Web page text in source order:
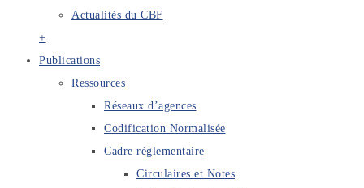
Actualités du CBF
+
Publications
Ressources
Réseaux d’agences
Codification Normalisée
Cadre réglementaire
Circulaires et Notes